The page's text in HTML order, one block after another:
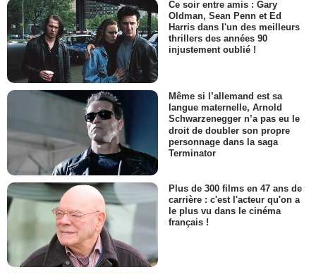
Ce soir entre amis : Gary
Oldman, Sean Penn et Ed
Harris dans l'un des meilleurs
thrillers des années 90
injustement oublié !
Même si l’allemand est sa
langue maternelle, Arnold
Schwarzenegger n’a pas eu le
droit de doubler son propre
personnage dans la saga
Terminator
Plus de 300 films en 47 ans de
carrière : c'est l'acteur qu'on a
le plus vu dans le cinéma
français !